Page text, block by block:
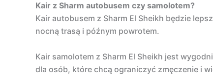
Kair z Sharm autobusem czy samolotem?
Kair autobusem z Sharm El Sheikh będzie
nocną trasą i późnym powrotem.
Kair samolotem z Sharm El Sheikh jest
dla osób, które chcą ograniczyć zmęczenie i